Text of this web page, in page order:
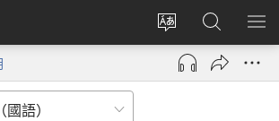
更
改
網
登
入
（開
搜
尋
JW.ORG
顯